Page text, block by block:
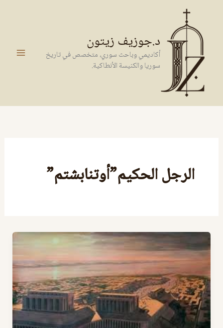
المحتوى
د.جوزيف زيتون
أكاديمي وباحث سوري، متخصص في تاريخ
سوريا والكنيسة الأنطاكية.
الرجل الحكيم”أوتنابشتم”